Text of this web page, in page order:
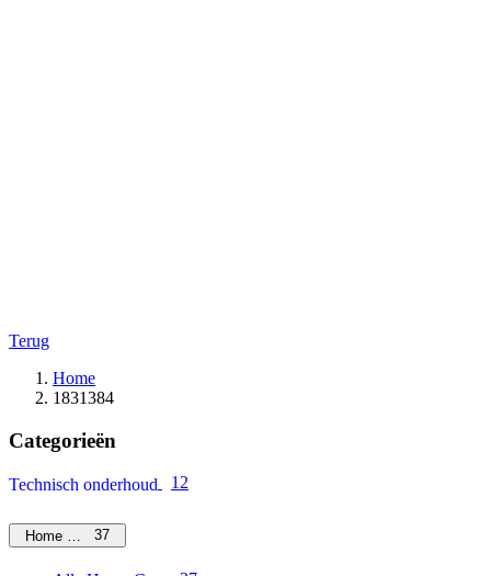
Terug
Home
1831384
Categorieën
Technisch onderhoud 12
Home Care37